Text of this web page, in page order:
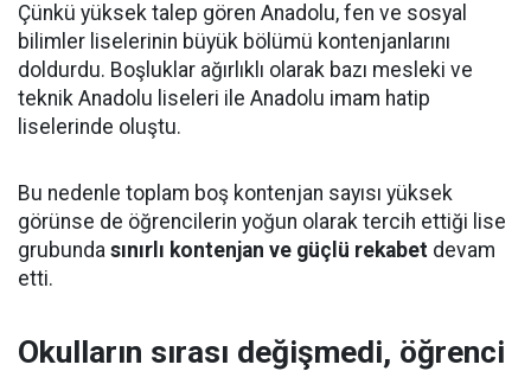
Çünkü yüksek talep gören Anadolu, fen ve sosyal
bilimler liselerinin büyük bölümü kontenjanlarını
doldurdu. Boşluklar ağırlıklı olarak bazı mesleki ve
teknik Anadolu liseleri ile Anadolu imam hatip
liselerinde oluştu.
Bu nedenle toplam boş kontenjan sayısı yüksek
görünse de öğrencilerin yoğun olarak tercih ettiği lise
grubunda sınırlı kontenjan ve güçlü rekabet devam
etti.
Okulların sırası değişmedi, öğrenci